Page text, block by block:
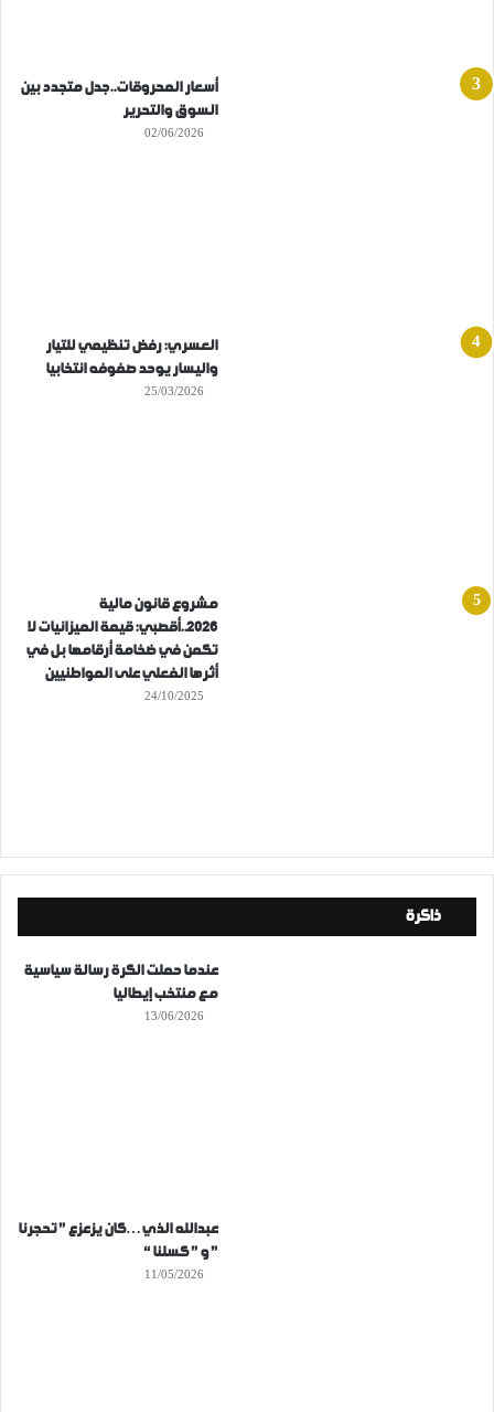
أسعار المحروقات..جدل متجدد بين
السوق والتحرير
02/06/2026
العسري: رفض تنظيمي للتيار
واليسار يوحد صفوفه انتخابيا
25/03/2026
مشروع قانون مالية
2026..أقصبي: قيمة الميزانيات لا
تكمن في ضخامة أرقامها بل في
أثرها الفعلي على المواطنيين
24/10/2025
ذاكرة
عندما حملت الكرة رسالة سياسية
مع منتخب إيطاليا
13/06/2026
عبدالله الذي…كان يزعزع ” تحجرنا
” و ” كسلنا “
11/05/2026